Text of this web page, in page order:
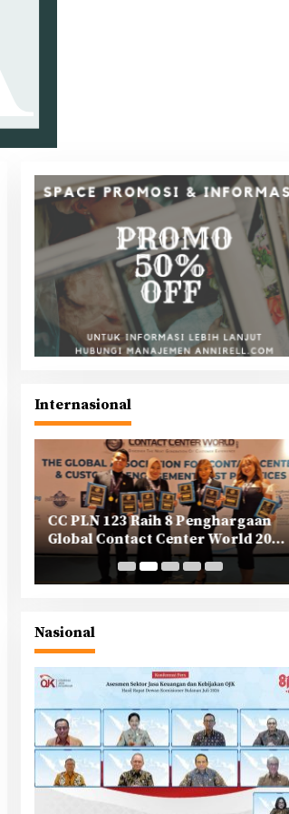
Internasional
CC PLN 123 Raih 8 Penghargaan
Global Contact Center World 2025
di Yunani
Nasional